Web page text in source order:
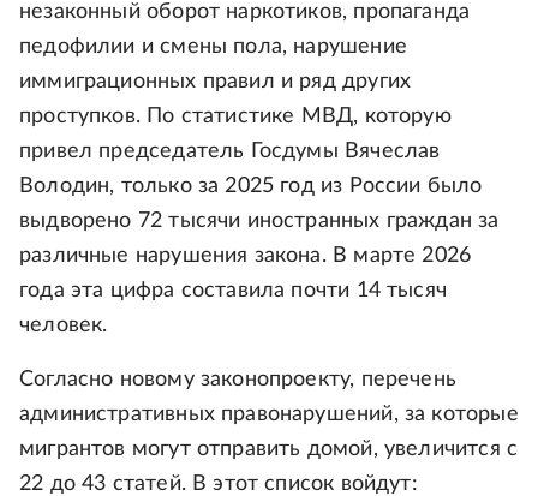
незаконный оборот наркотиков, пропаганда
педофилии и смены пола, нарушение
иммиграционных правил и ряд других
проступков. По статистике МВД, которую
привел председатель Госдумы Вячеслав
Володин, только за 2025 год из России было
выдворено 72 тысячи иностранных граждан за
различные нарушения закона. В марте 2026
года эта цифра составила почти 14 тысяч
человек.
Согласно новому законопроекту, перечень
административных правонарушений, за которые
мигрантов могут отправить домой, увеличится с
22 до 43 статей. В этот список войдут: